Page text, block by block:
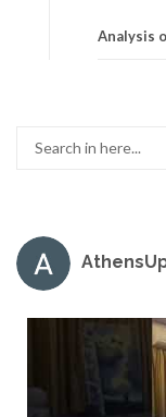
Analysis